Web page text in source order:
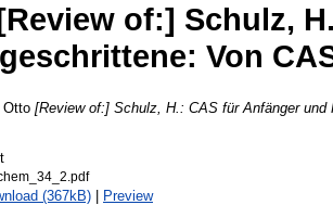
of:] Schulz,
Von
Otto [Review of:] Schulz, H.: CAS für Anfänger
(367kB) | Preview